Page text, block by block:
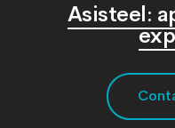
Asisteel: